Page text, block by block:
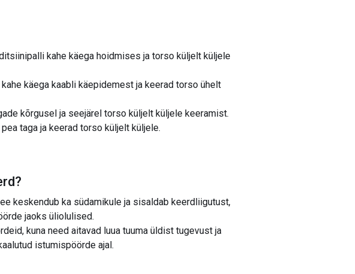
kahe käega hoidmises ja torso küljelt küljele
käega kaabli käepidemest ja keerad torso ühelt
kõrgusel ja seejärel torso küljelt küljele keeramist.
taga ja keerad torso küljelt küljele.
?
keskendub ka südamikule ja sisaldab keerdliigutust,
jaoks üliolulised.
kuna need aitavad luua tuuma üldist tugevust ja
istumispöörde ajal.